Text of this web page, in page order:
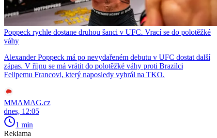
Poppeck rychle dostane druhou šanci v UFC. Vrací se do polotěžké
váhy
Alexander Poppeck má po nevydařeném debutu v UFC dostat další
zápas. V říjnu se má vrátit do polotěžké váhy proti Brazilci
Felipemu Francovi, který naposledy vyhrál na TKO.
MMAMAG.cz
dnes, 12:05
1 min
Reklama